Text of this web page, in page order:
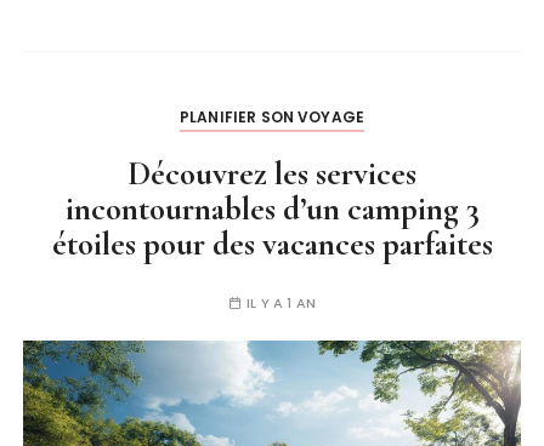
PLANIFIER SON VOYAGE
Découvrez les services
incontournables d’un camping 3
étoiles pour des vacances parfaites
IL Y A 1 AN